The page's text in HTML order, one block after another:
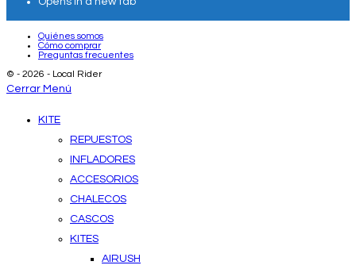
Quiénes somos
Cómo comprar
Preguntas frecuentes
© - 2026 - Local Rider
Cerrar Menú
KITE
REPUESTOS
INFLADORES
ACCESORIOS
CHALECOS
CASCOS
KITES
AIRUSH